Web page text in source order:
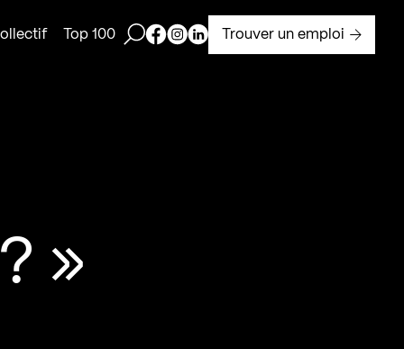
Top 100 Ouvrir la barre de recherche
Page Facebook de Kollectif
Page Instagram de Kollectif
Page Linkedin de Kollectif
Trouver un emploi
»